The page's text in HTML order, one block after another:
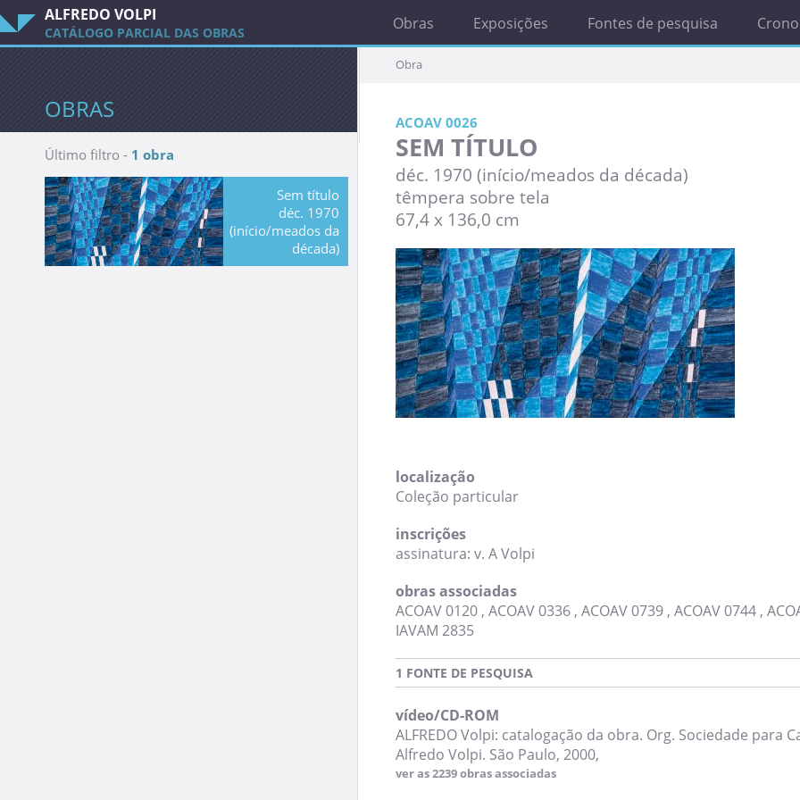
ALFREDO VOLPI
CATÁLOGO PARCIAL DAS OBRAS Obras Exposições Fontes de pesquisa
OBRAS
Último filtro - 1 obra
Sem título
déc. 1970
(início/meados da
década)
Obra
ACOAV 0026
SEM TÍTULO
déc. 1970 (início/meados da década)
têmpera sobre tela
67,4 x 136,0 cm
localização
Coleção particular
inscrições
assinatura: v. A Volpi
obras associadas
ACOAV 0120 , ACOAV 0336 , ACOAV 0739 , ACOAV 0744 ,
IAVAM 2835
1 FONTE DE PESQUISA
vídeo/CD-ROM
ALFREDO Volpi: catalogação da obra. Org. Sociedade para
Alfredo Volpi. São Paulo, 2000,
ver as 2239 obras associadas